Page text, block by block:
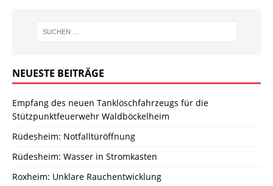
NEUESTE BEITRÄGE
Empfang des neuen Tanklöschfahrzeugs für die
Stützpunktfeuerwehr Waldböckelheim
Rüdesheim: Notfalltüröffnung
Rüdesheim: Wasser in Stromkasten
Roxheim: Unklare Rauchentwicklung